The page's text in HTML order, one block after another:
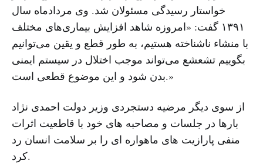
خواستار رسیدگی مسئولان شد. وی مردادماه سال
۱۳۹۱ گفت: «امروزه شاهد افزایش بیماری‌های مختلف
با منشاء ناشناخته هستیم، به طور قطع و یقین می‌توانیم
بگوییم تشعشع می‌تواند موجب اختلال در سیستم ایمنی
بدن شود و این موضوع قطعی است.»
از سوی دیگر مرضیه دستجردی وزیر دولت احمدی نژاد
بارها در جلسات و مصاحبه های خود با قاطعیت اثرات
منفی پارازیت های ماهواره ای را بر سلامت انسان رد
کرد.